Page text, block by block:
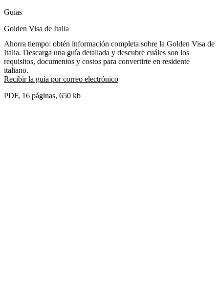
Guías
Golden Visa de Italia
Ahorra tiempo: obtén información completa sobre la Golden Visa de
Italia. Descarga una guía detallada y descubre cuáles son los
requisitos, documentos y costos para convertirte en residente
italiano.
Recibir la guía por correo electrónico
PDF, 16 páginas, 650 kb